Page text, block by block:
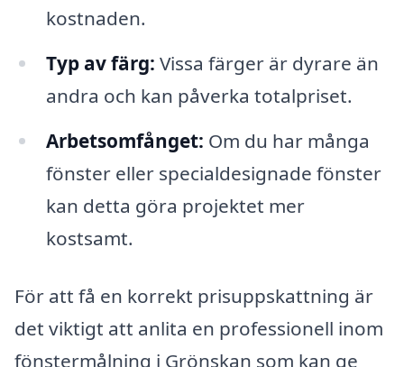
kostnaden.
Typ av färg: Vissa färger är dyrare än
andra och kan påverka totalpriset.
Arbetsomfånget: Om du har många
fönster eller specialdesignade fönster
kan detta göra projektet mer
kostsamt.
För att få en korrekt prisuppskattning är
det viktigt att anlita en professionell inom
fönstermålning i Grönskan som kan ge